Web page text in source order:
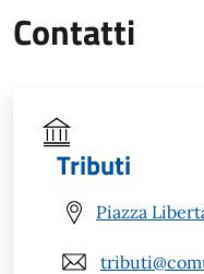
Contatti
Tributi
Piazza